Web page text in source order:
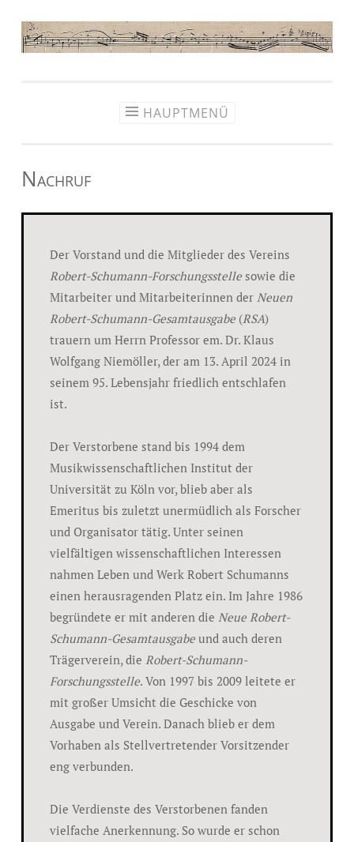
Zum
Inhalt
HAUPTMENÜ
Nachruf
Der Vorstand und die Mitglieder des Vereins
Robert-Schumann-Forschungsstelle sowie die
Mitarbeiter und Mitarbeiterinnen der Neuen
Robert-Schumann-Gesamtausgabe (RSA)
trauern um Herrn Professor em. Dr. Klaus
Wolfgang Niemöller, der am 13. April 2024 in
seinem 95. Lebensjahr friedlich entschlafen
ist.
Der Verstorbene stand bis 1994 dem
Musikwissenschaftlichen Institut der
Universität zu Köln vor, blieb aber als
Emeritus bis zuletzt unermüdlich als Forscher
und Organisator tätig. Unter seinen
vielfältigen wissenschaftlichen Interessen
nahmen Leben und Werk Robert Schumanns
einen herausragenden Platz ein. Im Jahre 1986
begründete er mit anderen die Neue Robert-
Schumann-Gesamtausgabe und auch deren
Trägerverein, die Robert-Schumann-
Forschungsstelle. Von 1997 bis 2009 leitete er
mit großer Umsicht die Geschicke von
Ausgabe und Verein. Danach blieb er dem
Vorhaben als Stellvertretender Vorsitzender
eng verbunden.
Die Verdienste des Verstorbenen fanden
vielfache Anerkennung. So wurde er schon